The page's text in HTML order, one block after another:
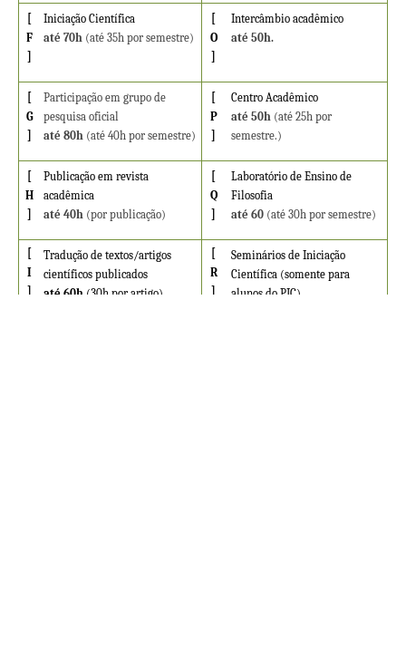
F
Iniciação Científica
até 70h (até 35h por semestre)
O
Intercâmbio acadêmico
até 50h.
G
Participação em grupo de
pesquisa oficial
até 80h (até 40h por semestre)
P
Centro Acadêmico
até 50h (até 25h por
semestre.)
H
Publicação em revista
acadêmica
até 40h (por publicação)
Q
Laboratório de Ensino de
Filosofia
até 60 (até 30h por semestre)
I
]
Tradução de textos/artigos
científicos publicados
até 60h (30h por artigo)
R
]
Seminários de Iniciação
Científica (somente para
alunos do PIC)